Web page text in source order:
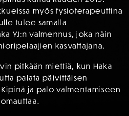
myös fysioterapeuttina
tulee samalla
YJ:n valmennus, joka näin
kasvattajana.
pitkään miettiä, kun Haka
palata päivittäisen
ja palo valmentamiseen